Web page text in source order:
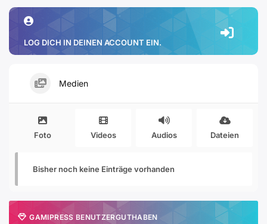
LOG DICH IN DEINEN ACCOUNT EIN.
Medien
Foto Videos Audios Dateien
Bisher noch keine Einträge vorhanden
GAMIPRESS BENUTZERGUTHABEN